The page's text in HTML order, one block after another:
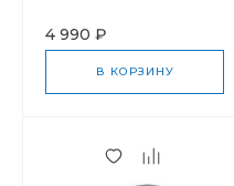
4 990 ₽
В КОРЗИНУ